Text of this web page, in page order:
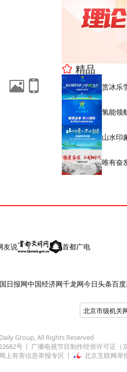
精品
赏冰乐
氢能领
山水印
唯有奋
友说 首都广电
日报网中国经济网千龙网今日头条百度
北京市级机关
Group, All Rights Reserved
号
广播电视节目制作经营许可证（
网上有害信息举报专区 北京互联网举